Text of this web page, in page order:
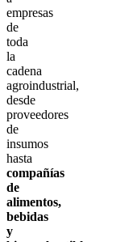
empresas
de
toda
la
cadena
agroindustrial,
desde
proveedores
de
insumos
hasta
compañías
de
alimentos,
bebidas
y